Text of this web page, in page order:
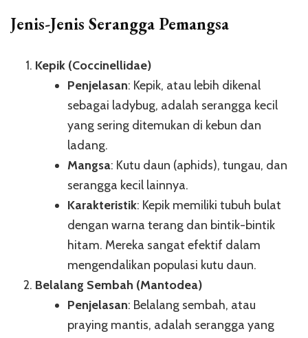
Jenis-Jenis Serangga Pemangsa
Kepik (Coccinellidae)
Penjelasan: Kepik, atau lebih dikenal
sebagai ladybug, adalah serangga kecil
yang sering ditemukan di kebun dan
ladang.
Mangsa: Kutu daun (aphids), tungau, dan
serangga kecil lainnya.
Karakteristik: Kepik memiliki tubuh bulat
dengan warna terang dan bintik-bintik
hitam. Mereka sangat efektif dalam
mengendalikan populasi kutu daun.
Belalang Sembah (Mantodea)
Penjelasan: Belalang sembah, atau
praying mantis, adalah serangga yang